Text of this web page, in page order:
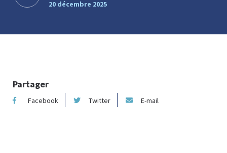
20 décembre 2025
Partager
Facebook Twitter E-mail